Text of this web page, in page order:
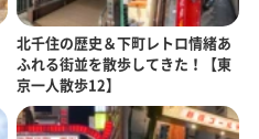
北千住の歴史＆下町レトロ情緒あ
ふれる街並を散歩してきた！【東
京一人散歩12】